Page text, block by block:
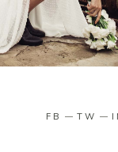
FB TW